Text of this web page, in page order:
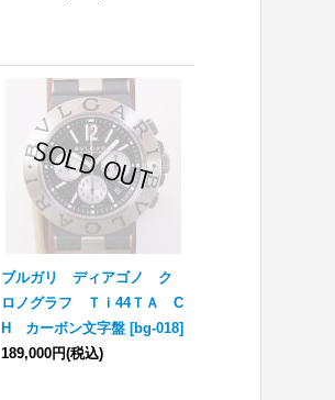
ブルガリ ディアゴノ ク
ロノグラフ Ｔｉ44ＴＡ C
H カーボン文字盤 [bg-018]
189,000円(税込)